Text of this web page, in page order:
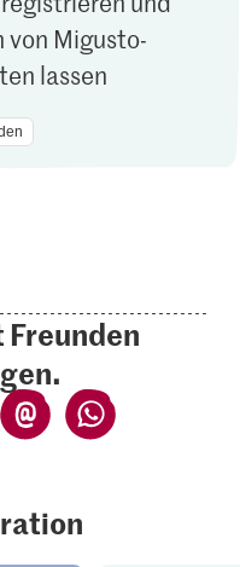
von Migusto-
lassen
Freunden